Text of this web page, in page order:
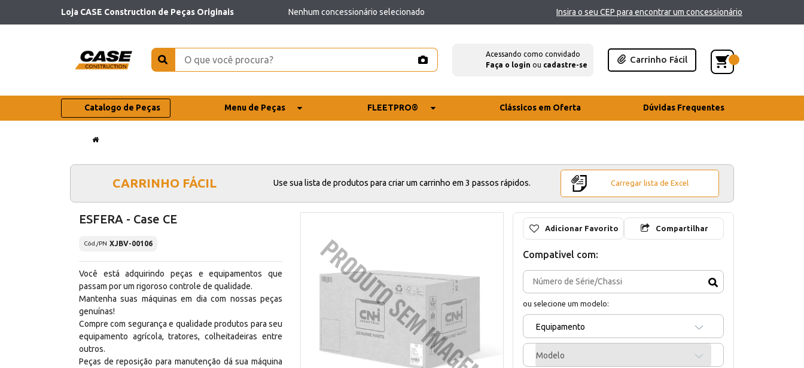
Loja CASE Construction de Peças Originais Nenhum concessionário selecionado Insira o seu CEP para encontrar um concessionário
Acessando como convidado
Faça o login ou cadastre-se
Carrinho Fácil
Catalogo de Peças Menu de Peças FLEETPRO® Clássicos em Oferta Dúvidas Frequentes
CARRINHO FÁCIL Use sua lista de produtos para criar um carrinho em 3 passos rápidos. Carregar lista de Excel
ESFERA - Case CE
Cód./PN XJBV-00106
Você está adquirindo peças e equipamentos que
passam por um rigoroso controle de qualidade.
Mantenha suas máquinas em dia com nossas peças
genuínas!
Compre com segurança e qualidade produtos para seu
equipamento agrícola, tratores, colheitadeiras entre
outros.
Peças de reposição para manutenção dá sua máquina
Adicionar Favorito Compartilhar
Compativel com:
ou selecione um modelo:
Equipamento
Modelo